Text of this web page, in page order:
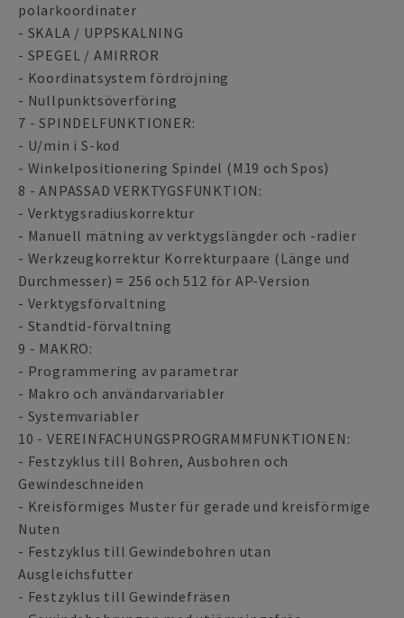
polarkoordinater
- SKALA / UPPSKALNING
- SPEGEL / AMIRROR
- Koordinatsystem fördröjning
- Nullpunktsöverföring
7 - SPINDELFUNKTIONER:
- U/min i S-kod
- Winkelpositionering Spindel (M19 och Spos)
8 - ANPASSAD VERKTYGSFUNKTION:
- Verktygsradiuskorrektur
- Manuell mätning av verktygslängder och -radier
- Werkzeugkorrektur Korrekturpaare (Länge und
Durchmesser) = 256 och 512 för AP-Version
- Verktygsförvaltning
- Standtid-förvaltning
9 - MAKRO:
- Programmering av parametrar
- Makro och användarvariabler
- Systemvariabler
10 - VEREINFACHUNGSPROGRAMMFUNKTIONEN:
- Festzyklus till Bohren, Ausbohren och
Gewindeschneiden
- Kreisförmiges Muster für gerade und kreisförmige
Nuten
- Festzyklus till Gewindebohren utan
Ausgleichsfutter
- Festzyklus till Gewindefräsen